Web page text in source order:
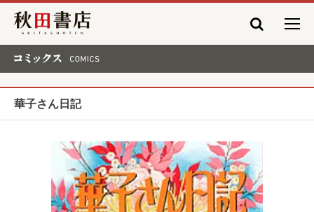
秋田書店
華子さん日記